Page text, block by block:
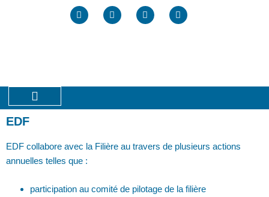
EDF
EDF collabore avec la Filière au travers de plusieurs actions
annuelles telles que :
participation au comité de pilotage de la filière